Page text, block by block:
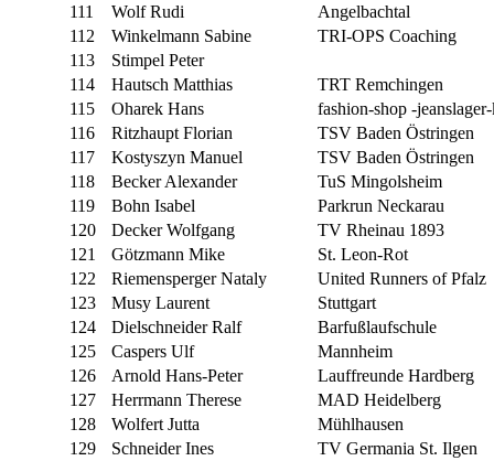
111 Wolf Rudi
Angelbachtal
112
Winkelmann Sabine
TRI-OPS Coaching
113
Stimpel Peter
114
Hautsch Matthias
TRT Remchingen
115
Oharek Hans
fashion-shop -
116
Ritzhaupt Florian
TSV Baden Östringen
117
Kostyszyn Manuel
TSV Baden Östringen
118
Becker Alexander
TuS Mingolsheim
119
Bohn Isabel
Parkrun Neckarau
120
Decker Wolfgang
TV Rheinau 1893
121
Götzmann Mike
St. Leon-Rot
122
Riemensperger Nataly
United Runners of Pfalz
123
Musy Laurent
Stuttgart
124
Dielschneider Ralf
Barfußlaufschule
125
Caspers Ulf
Mannheim
126
Arnold Hans-Peter
Lauffreunde Hardberg
127
Herrmann Therese
MAD Heidelberg
128
Wolfert Jutta
Mühlhausen
129
Schneider Ines
TV Germania St. Ilgen